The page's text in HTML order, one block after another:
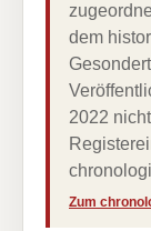
dem
2022
Zum